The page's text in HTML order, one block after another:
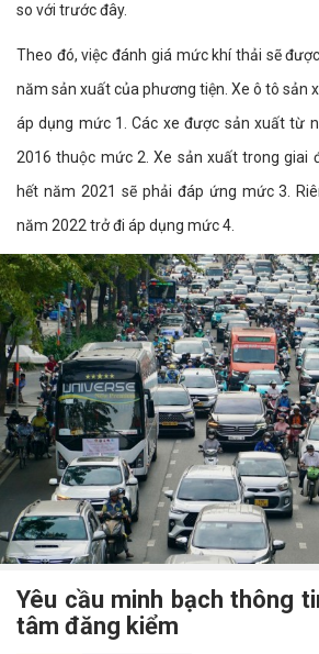
so với trước đây.
Theo đó, việc đánh giá mức khí thải sẽ
năm sản xuất của phương tiện. Xe ô tô sản
áp dụng mức 1. Các xe được sản xuất từ
2016 thuộc mức 2. Xe sản xuất trong giai
hết năm 2021 sẽ phải đáp ứng mức 3.
năm 2022 trở đi áp dụng mức 4.
Yêu cầu minh bạch thông
tâm đăng kiểm